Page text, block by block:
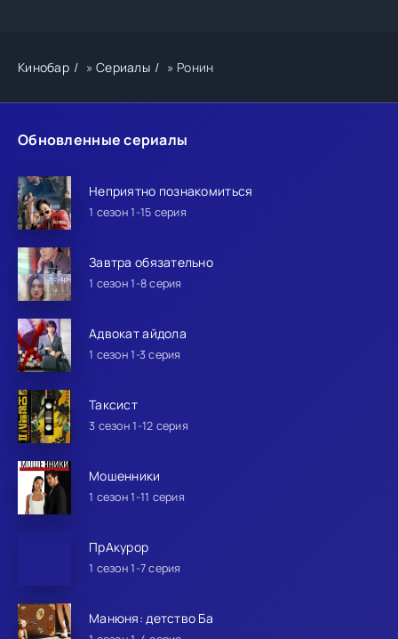
Обновленные сериалы
Неприятно познакомиться
1 сезон 1-15 серия
Завтра обязательно
1 сезон 1-8 серия
Адвокат айдола
1 сезон 1-3 серия
Таксист
3 сезон 1-12 серия
Мошенники
1 сезон 1-11 серия
ПрАкурор
1 сезон 1-7 серия
Манюня: детство Ба
Кинобар »Сериалы » Ронин